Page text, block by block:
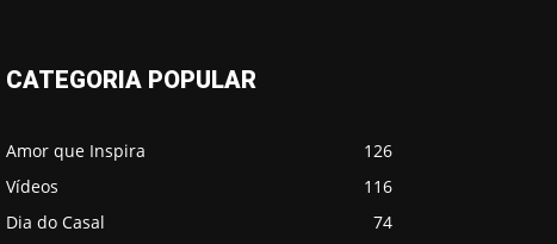
CATEGORIA POPULAR
Amor que Inspira
126
Vídeos
116
Dia do Casal
74